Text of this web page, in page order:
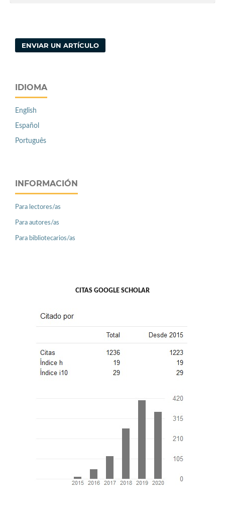
ENVIAR UN ARTÍCULO
IDIOMA
English
Español
Português
INFORMACIÓN
Para lectores/as
Para autores/as
Para bibliotecarios/as
CITAS GOOGLE SCHOLAR